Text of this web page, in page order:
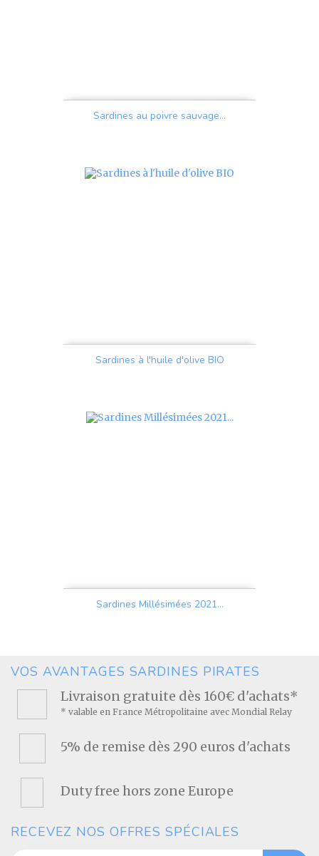
Sardines au poivre sauvage...
Sardines à l'huile d'olive BIO
Sardines Millésimées 2021...
VOS AVANTAGES SARDINES PIRATES
Livraison gratuite dès 160€ d'achats*
* valable en France Métropolitaine avec Mondial Relay
5% de remise dès 290 euros d'achats
Duty free hors zone Europe
RECEVEZ NOS OFFRES SPÉCIALES